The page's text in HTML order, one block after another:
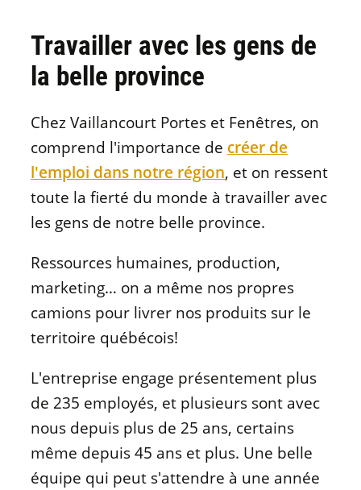
Travailler avec les gens de
la belle province
Chez Vaillancourt Portes et Fenêtres, on
comprend l'importance de créer de
l'emploi dans notre région, et on ressent
toute la fierté du monde à travailler avec
les gens de notre belle province.
Ressources humaines, production,
marketing… on a même nos propres
camions pour livrer nos produits sur le
territoire québécois!
L'entreprise engage présentement plus
de 235 employés, et plusieurs sont avec
nous depuis plus de 25 ans, certains
même depuis 45 ans et plus. Une belle
équipe qui peut s'attendre à une année